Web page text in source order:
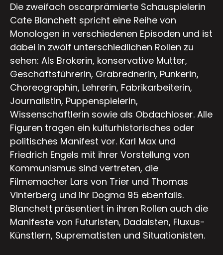
Die zweifach oscarprämierte Schauspielerin
Cate Blanchett spricht eine Reihe von
Monologen in verschiedenen Episoden und ist
dabei in zwölf unterschiedlichen Rollen zu
sehen: Als Brokerin, konservative Mutter,
Geschäftsführerin, Grabrednerin, Punkerin,
Choreographin, Lehrerin, Fabrikarbeiterin,
Journalistin, Puppenspielerin,
Wissenschaftlerin sowie als Obdachloser. Alle
Figuren tragen ein kulturhistorisches oder
politisches Manifest vor. Karl Max und
Friedrich Engels mit ihrer Vorstellung von
Kommunismus sind vertreten, die
Filmemacher Lars von Trier und Thomas
Vinterberg und ihr Dogma 95 ebenfalls.
Blanchett präsentiert in ihren Rollen auch die
Manifeste von Futuristen, Dadaisten, Fluxus-
Künstlern, Suprematisten und Situationisten.